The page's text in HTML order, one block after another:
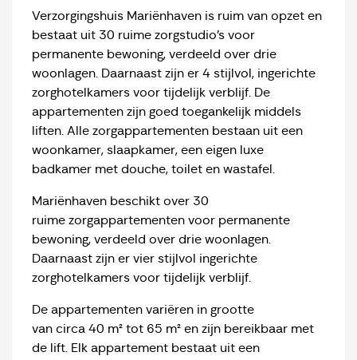
Verzorgingshuis Mariënhaven is ruim van opzet en
bestaat uit 30 ruime zorgstudio’s voor
permanente bewoning, verdeeld over drie
woonlagen. Daarnaast zijn er 4 stijlvol, ingerichte
zorghotelkamers voor tijdelijk verblijf. De
appartementen zijn goed toegankelijk middels
liften. Alle zorgappartementen bestaan uit een
woonkamer, slaapkamer, een eigen luxe
badkamer met douche, toilet en wastafel.
Mariënhaven beschikt over 30
ruime zorgappartementen voor permanente
bewoning, verdeeld over drie woonlagen.
Daarnaast zijn er vier stijlvol ingerichte
zorghotelkamers voor tijdelijk verblijf.
De appartementen variëren in grootte
van circa 40 m² tot 65 m² en zijn bereikbaar met
de lift. Elk appartement bestaat uit een